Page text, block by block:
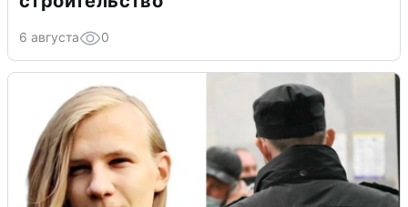
6 августа 0